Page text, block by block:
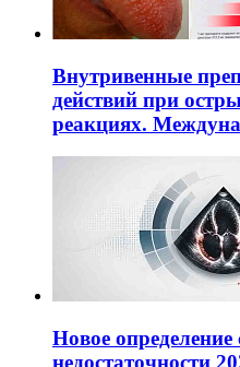
Внутривенные
действий при
реакциях.
Новое определение
недостаточности